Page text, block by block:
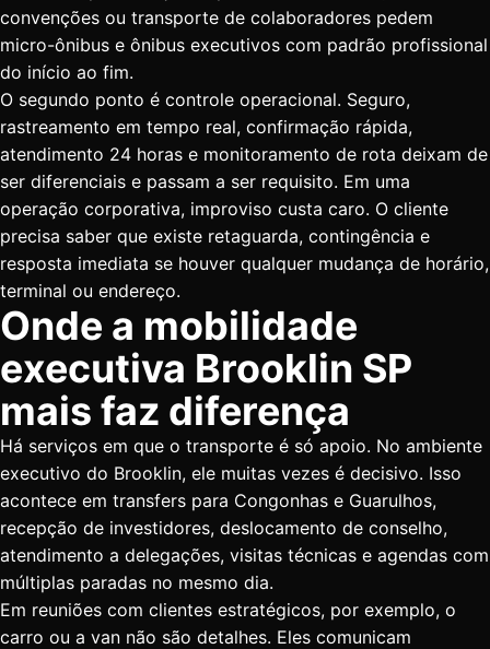
convenções ou transporte de colaboradores pedem
micro-ônibus e ônibus executivos com padrão profissional
do início ao fim.
O segundo ponto é controle operacional. Seguro,
rastreamento em tempo real, confirmação rápida,
atendimento 24 horas e monitoramento de rota deixam de
ser diferenciais e passam a ser requisito. Em uma
operação corporativa, improviso custa caro. O cliente
precisa saber que existe retaguarda, contingência e
resposta imediata se houver qualquer mudança de horário,
terminal ou endereço.
Onde a mobilidade
executiva Brooklin SP
mais faz diferença
Há serviços em que o transporte é só apoio. No ambiente
executivo do Brooklin, ele muitas vezes é decisivo. Isso
acontece em transfers para Congonhas e Guarulhos,
recepção de investidores, deslocamento de conselho,
atendimento a delegações, visitas técnicas e agendas com
múltiplas paradas no mesmo dia.
Em reuniões com clientes estratégicos, por exemplo, o
carro ou a van não são detalhes. Eles comunicam